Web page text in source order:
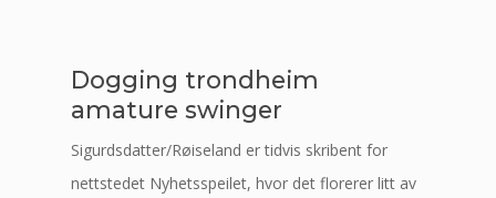
Dogging trondheim
amature swinger
Sigurdsdatter/Røiseland er tidvis skribent for
nettstedet Nyhetsspeilet, hvor det florerer litt av